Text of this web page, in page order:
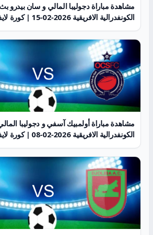
مشاهدة مباراة دجوليبا المالي و سان بيدرو
الكونفدرالية الافريقية 2026-02-15 | كورة لايف
مشاهدة مباراة أولمبيك آسفي و دجوليبا
الكونفدرالية الافريقية 2026-02-08 | كورة لايف